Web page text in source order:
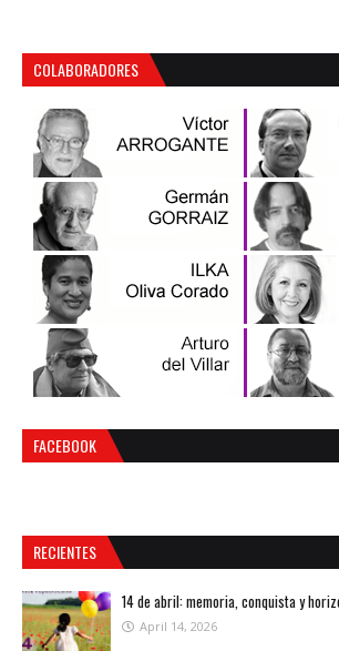
COLABORADORES
FACEBOOK
RECIENTES
14 de abril: memoria, conquista y
April 14, 2026